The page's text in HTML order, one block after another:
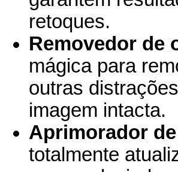
retoques.
Removedor de
mágica para
outras
imagem intacta.
Aprimorador
totalmente